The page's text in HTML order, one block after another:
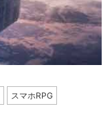
スマホRPG